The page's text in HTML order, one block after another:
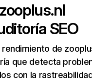
zooplus.nl
SEO
de
que detecta
con la